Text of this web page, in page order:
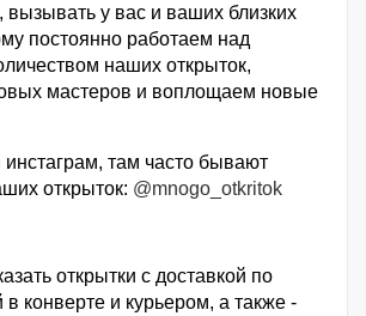
вызывать у вас и ваших близких
постоянно работаем над
наших открыток,
мастеров и воплощаем новые
инстаграм, там часто бывают
открыток: @mnogo_otkritok
открытки с доставкой по
в конверте и курьером, а также -